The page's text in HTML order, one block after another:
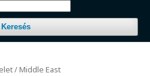
Keresés
/ Middle East